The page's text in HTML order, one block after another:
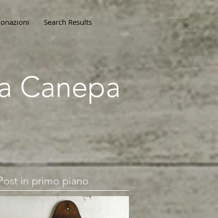
Search Results
Canepa
in primo piano